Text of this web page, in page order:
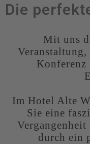
Die
Mit uns
Konferenz
Im Hotel Alte
Sie eine
durch ein